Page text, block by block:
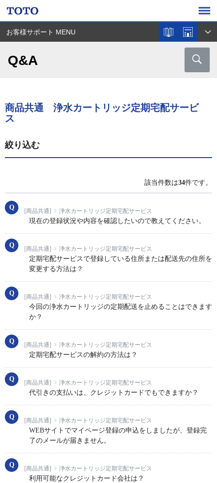
お客様サポート MENU
Q&A
商品共通 浄水カートリッジ定期宅配サービ
ス
絞り込む
該当件数は34件です。
[商品共通] 浄水カートリッジ定期宅配サービス
現在の登録状況や内容を確認したいので教えてください。
[商品共通] 浄水カートリッジ定期宅配サービス
定期宅配サービスで登録している住所または配送先の住所を
変更する方法は？
[商品共通] 浄水カートリッジ定期宅配サービス
今回の浄水カートリッジの定期配送を止めることはできます
か？
[商品共通] 浄水カートリッジ定期宅配サービス
定期宅配サービスの解約の方法は？
[商品共通] 浄水カートリッジ定期宅配サービス
代引きの支払いは、クレジットカードでもできますか？
[商品共通] 浄水カートリッジ定期宅配サービス
WEBサイトでマイページ登録の申込をしましたが、登録完
了のメールが届きません。
[商品共通] 浄水カートリッジ定期宅配サービス
利用可能なクレジットカード会社は？